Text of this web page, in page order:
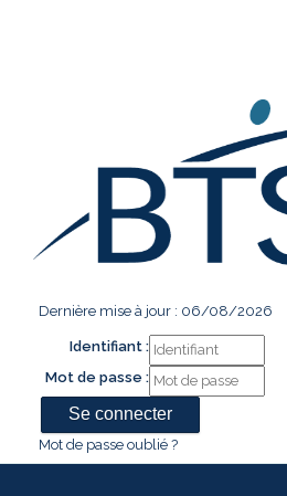
Dernière mise à jour : 06/08/2026
Identifiant :
Mot de passe :
Mot de passe oublié ?